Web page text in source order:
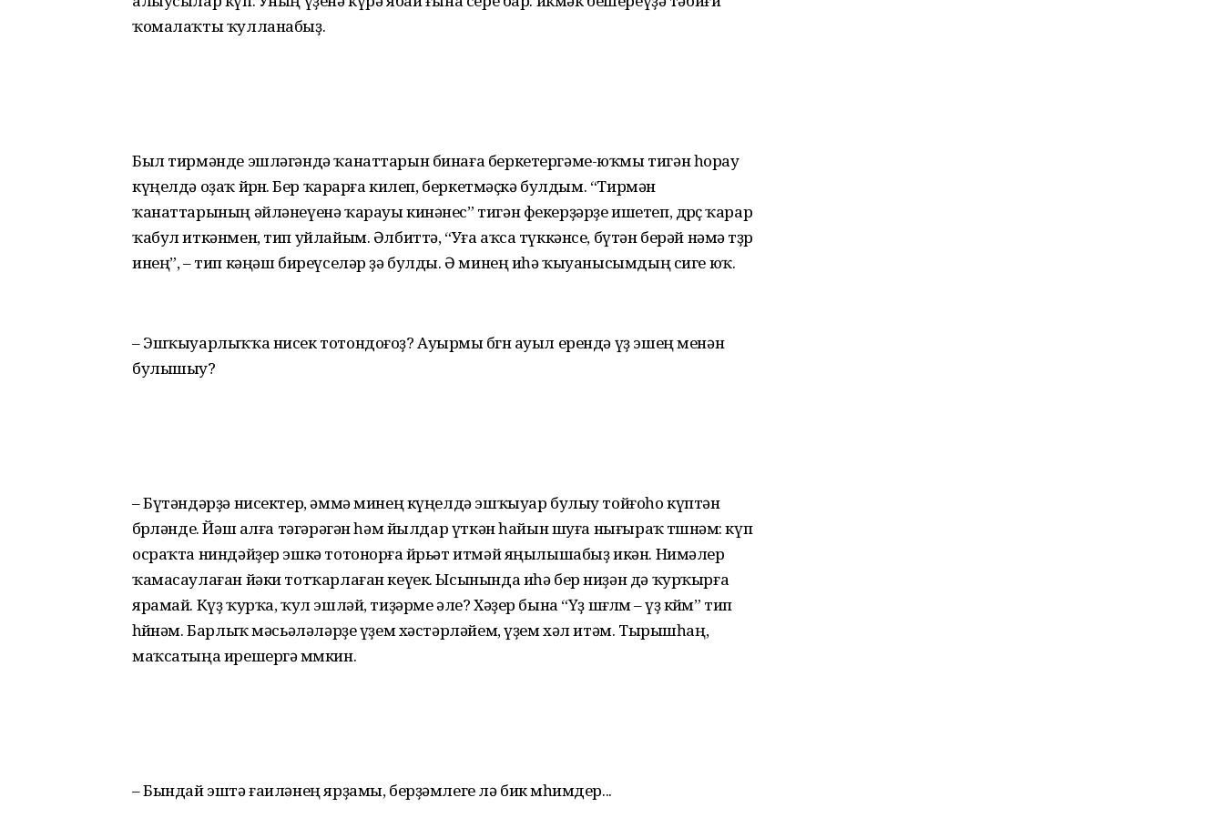
ҡомалаҡты ҡулланабыҙ.
Был тирмәнде эшләгәндә ҡанаттарын бинаға беркетергәме-юҡмы тигән һорау
күңелдә оҙаҡ йөрөнө. Бер ҡарарға килеп, беркетмәҫкә булдым. “Тирмән
ҡанаттарының әйләнеүенә ҡарауы кинәнес” тигән фекерҙәрҙе ишетеп, дөрөҫ ҡарар
ҡабул иткәнмен, тип уйлайым. Әлбиттә, “Уға аҡса түккәнсе, бүтән берәй нәмә төҙөр
инең”, – тип кәңәш биреүселәр ҙә булды. Ә минең иһә ҡыуа­нысымдың сиге юҡ.
– Эшҡыуарлыҡҡа нисек тотон­доғоҙ? Ауырмы бөгөн ауыл ерендә үҙ эшең менән
булышыу?
– Бүтәндәрҙә нисектер, әммә минең күңелдә эшҡыуар булыу тойғоһо күптән
бөрөләнде. Йәш алға тәгәрәгән һәм йылдар үткән һайын шуға нығыраҡ төшөнәм: күп
осраҡта ниндәйҙер эшкә тотонорға йөрьәт итмәй яңылышабыҙ икән. Нимәлер
ҡамасаулаған йәки тотҡарлаған кеүек. Ысынында иһә бер ниҙән дә ҡурҡырға
ярамай. Күҙ ҡурҡа, ҡул эшләй, тиҙәрме әле? Хәҙер бына “Үҙ шөғөлөм – үҙ көйөм” тип
һөйөнәм. Барлыҡ мәсьәләләрҙе үҙем хәстәрләйем, үҙем хәл итәм. Тырышһаң,
маҡсатыңа ирешергә мөмкин.
– Бындай эштә ғаиләнең яр­ҙамы, берҙәмлеге лә бик мөһим­дер...